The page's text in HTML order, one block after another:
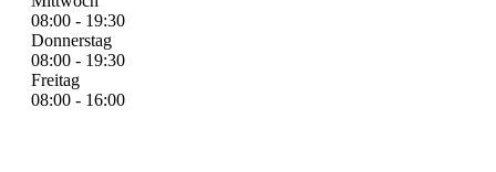
08:00 - 19:30
Donnerstag
08:00 - 19:30
Freitag
08:00 - 16:00